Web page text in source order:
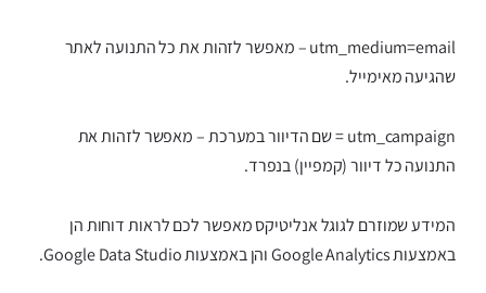
utm_medium=email – מאפשר לזהות את כל התנועה לאתר
שהגיעה מאימייל.
utm_campaign = שם הדיוור במערכת – מאפשר לזהות את
התנועה כל דיוור (קמפיין) בנפרד.
המידע שמוזרם לגוגל אנליטיקס מאפשר לכם לראות דוחות הן
באמצעות Google Analytics והן באמצעות Google Data Studio.